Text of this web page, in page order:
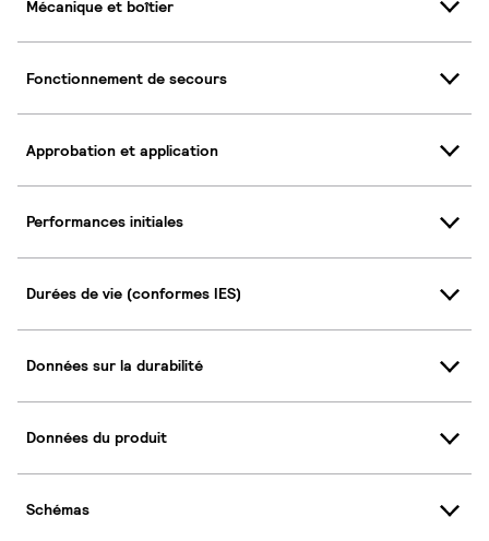
Mécanique et boîtier
Fonctionnement de secours
Approbation et application
Performances initiales
Durées de vie (conformes IES)
Données sur la durabilité
Données du produit
Schémas